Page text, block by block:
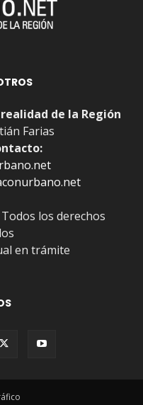
de la Región
Farias
los derechos
en trámite